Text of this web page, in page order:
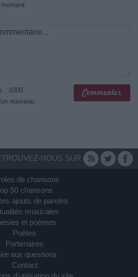
: 1000
nouveau
NOUS SUR
de chansons
50 chansons
ajouts de paroles
musicales
et poèmes
Poètes
Partenaires
aux questions
Contact